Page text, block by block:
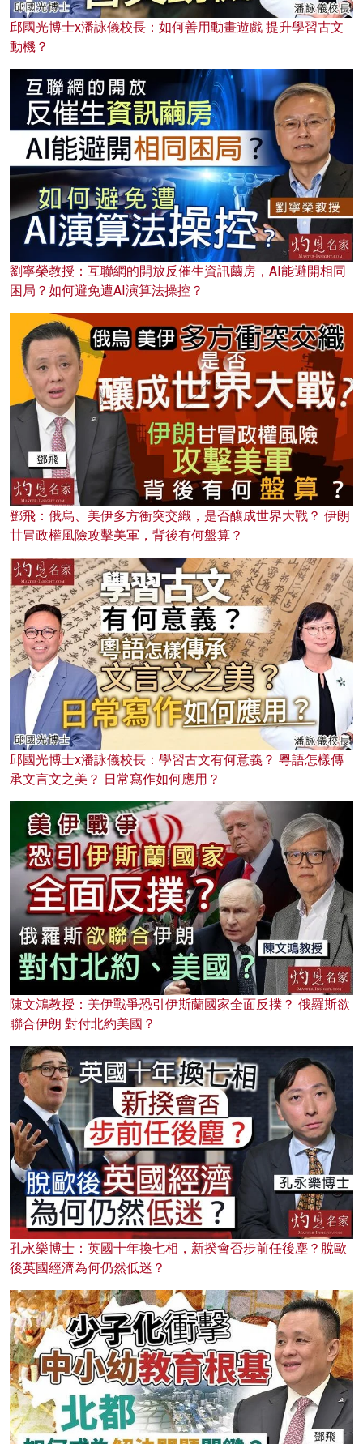
邱國光博士x潘詠儀校長：如何善用動畫遊戲 提升學習古文
動機？
劉寧榮教授：互聯網的開放反催生資訊繭房，AI能避開相同
困局？如何避免遭AI演算法操控？
鄧飛：俄烏、美伊多方衝突交織，是否釀成世界大戰？ 伊朗
甘冒政權風險攻擊美軍，背後有何盤算？
邱國光博士x潘詠儀校長：學習古文有何意義？ 粵語怎樣傳
承文言文之美？ 日常寫作如何應用？
陳文鴻教授：美伊戰爭恐引伊斯蘭國家全面反撲？ 俄羅斯欲
聯合伊朗 對付北約美國？
孔永樂博士：英國十年換七相，新揆會否步前任後塵？脫歐
後英國經濟為何仍然低迷？